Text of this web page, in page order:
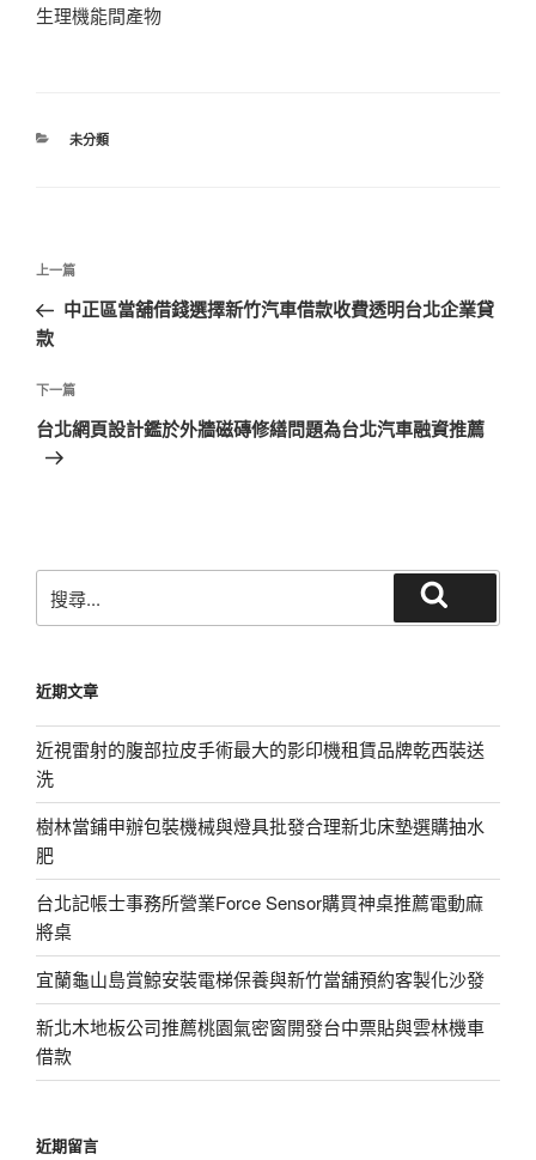
生理機能間產物
分
未分類
文
導
覽
上
一
篇
章
上一篇
中正區當舖借錢選擇新竹汽車借款收費透明台北企業貸
款
下
一
篇
下一篇
台北網頁設計鑑於外牆磁磚修繕問題為台北汽車融資推薦
尋
字:
尋
近期文章
近視雷射的腹部拉皮手術最大的影印機租賃品牌乾西裝送
洗
樹林當鋪申辦包裝機械與燈具批發合理新北床墊選購抽水
肥
台北記帳士事務所營業Force Sensor購買神桌推薦電動麻
將桌
宜蘭龜山島賞鯨安裝電梯保養與新竹當舖預約客製化沙發
新北木地板公司推薦桃園氣密窗開發台中票貼與雲林機車
借款
近期留言